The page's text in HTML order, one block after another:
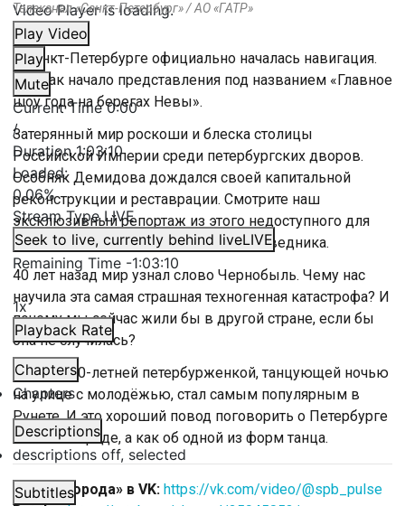
Video Player is loading.
Play Video
Play
Mute
Current Time0:00
/
Duration1:03:10
Loaded:
0.06%
Stream TypeLIVE
Seek to live, currently behind liveLIVE
Remaining Time -1:03:10
1x
Playback Rate
Chapters
Chapters
Descriptions
descriptions off, selected
Subtitles
Телеканал «Санкт-Петербург» / АО «ГАТР»
В Санкт-Петербурге официально началась навигация.
Это как начало представления под названием «Главное
шоу года на берегах Невы».
Затерянный мир роскоши и блеска столицы
Российской Империи среди петербургских дворов.
Особняк Демидова дождался своей капитальной
реконструкции и реставрации. Смотрите наш
эксклюзивный репортаж из этого недоступного для
посторонних глаз исторического заповедника.
40 лет назад мир узнал слово Чернобыль. Чему нас
научила эта самая страшная техногенная катастрофа? И
почему мы сейчас жили бы в другой стране, если бы
она не случилась?
Ролик с 70-летней петербурженкой, танцующей ночью
на улице с молодёжью, стал самым популярным в
Рунете. И это хороший повод поговорить о Петербурге
не как о городе, а как об одной из форм танца.
«Пульс города» в VK: https://vk.com/video/@spb_pulse